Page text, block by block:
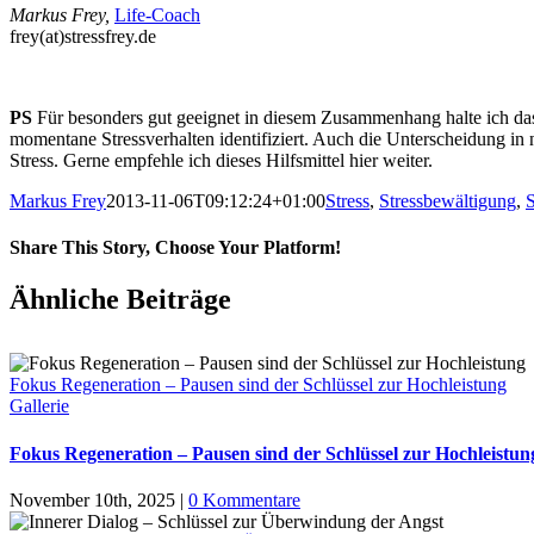
Markus Frey, Life-Coach
frey(at)stressfrey.de
PS Für besonders gut geeignet in diesem Zusammenhang halte ich
momentane Stressverhalten identifiziert. Auch die Unterscheidung
Stress. Gerne empfehle ich dieses Hilfsmittel hier weiter.
Markus Frey2013-11-06T09:12:24+01:00Stress, Stressbewältigung,
Share This Story, Choose Your Platform!
Ähnliche Beiträge
Fokus Regeneration – Pausen sind der Schlüssel zur Hochleistung
Gallerie
Fokus Regeneration – Pausen sind der Schlüssel zur
November 10th, 2025 | 0 Kommentare